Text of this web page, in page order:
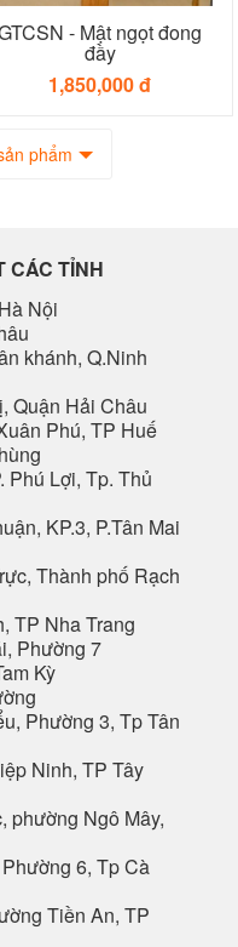
- Mật ngọt đong
đầy
1,850,000 đ
phẩm
CÁC TỈNH
Nội
khánh, Q.Ninh
Quận Hải Châu
Phú, TP Huế
Phú Lợi, Tp. Thủ
KP.3, P.Tân Mai
Thành phố Rạch
TP Nha Trang
Phường 7
Kỳ
Phường 3, Tp Tân
Ninh, TP Tây
phường Ngô Mây,
6, Tp Cà
Tiền An, TP